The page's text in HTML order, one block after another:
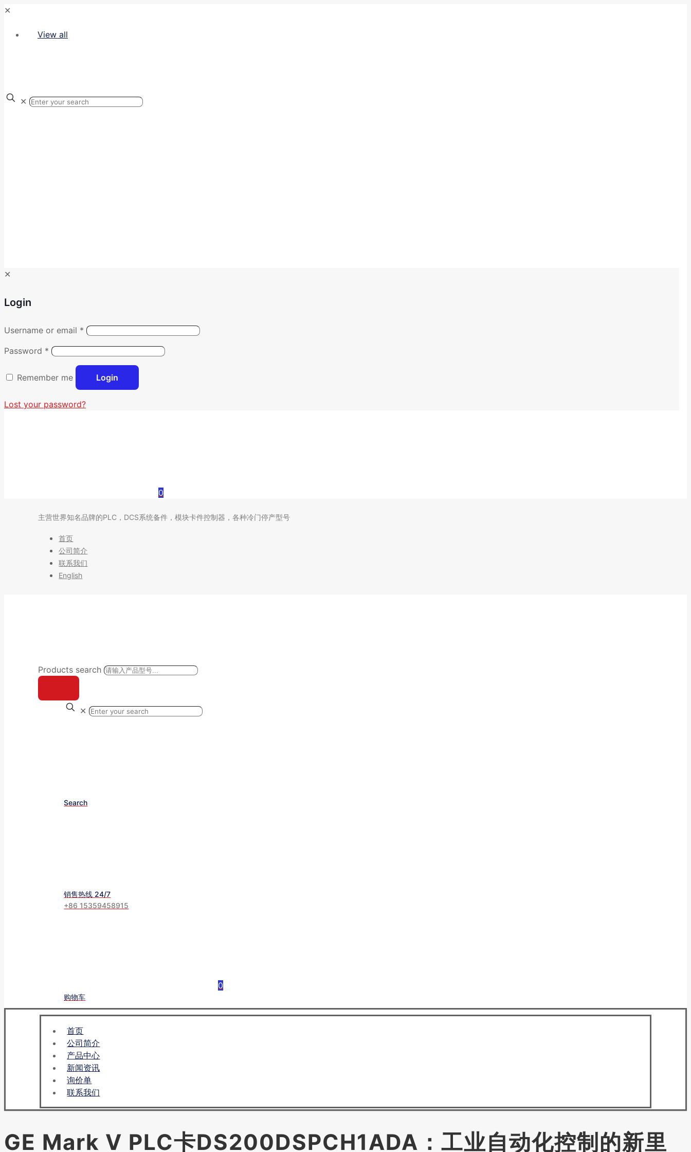
✕
View all
✕
✕
Login
Username or email *
Password *
Remember me Login
Lost your password?
0
主营世界知名品牌的PLC，DCS系统备件，模块卡件控制器，各种冷门停产型号
首页
公司简介
联系我们
English
Products search
✕
Search
销售热线 24/7
+86 15359458915
0
购物车
首页
公司简介
产品中心
新闻资讯
询价单
联系我们
GE Mark V PLC卡DS200DSPCH1ADA：工业自动化控制的新里